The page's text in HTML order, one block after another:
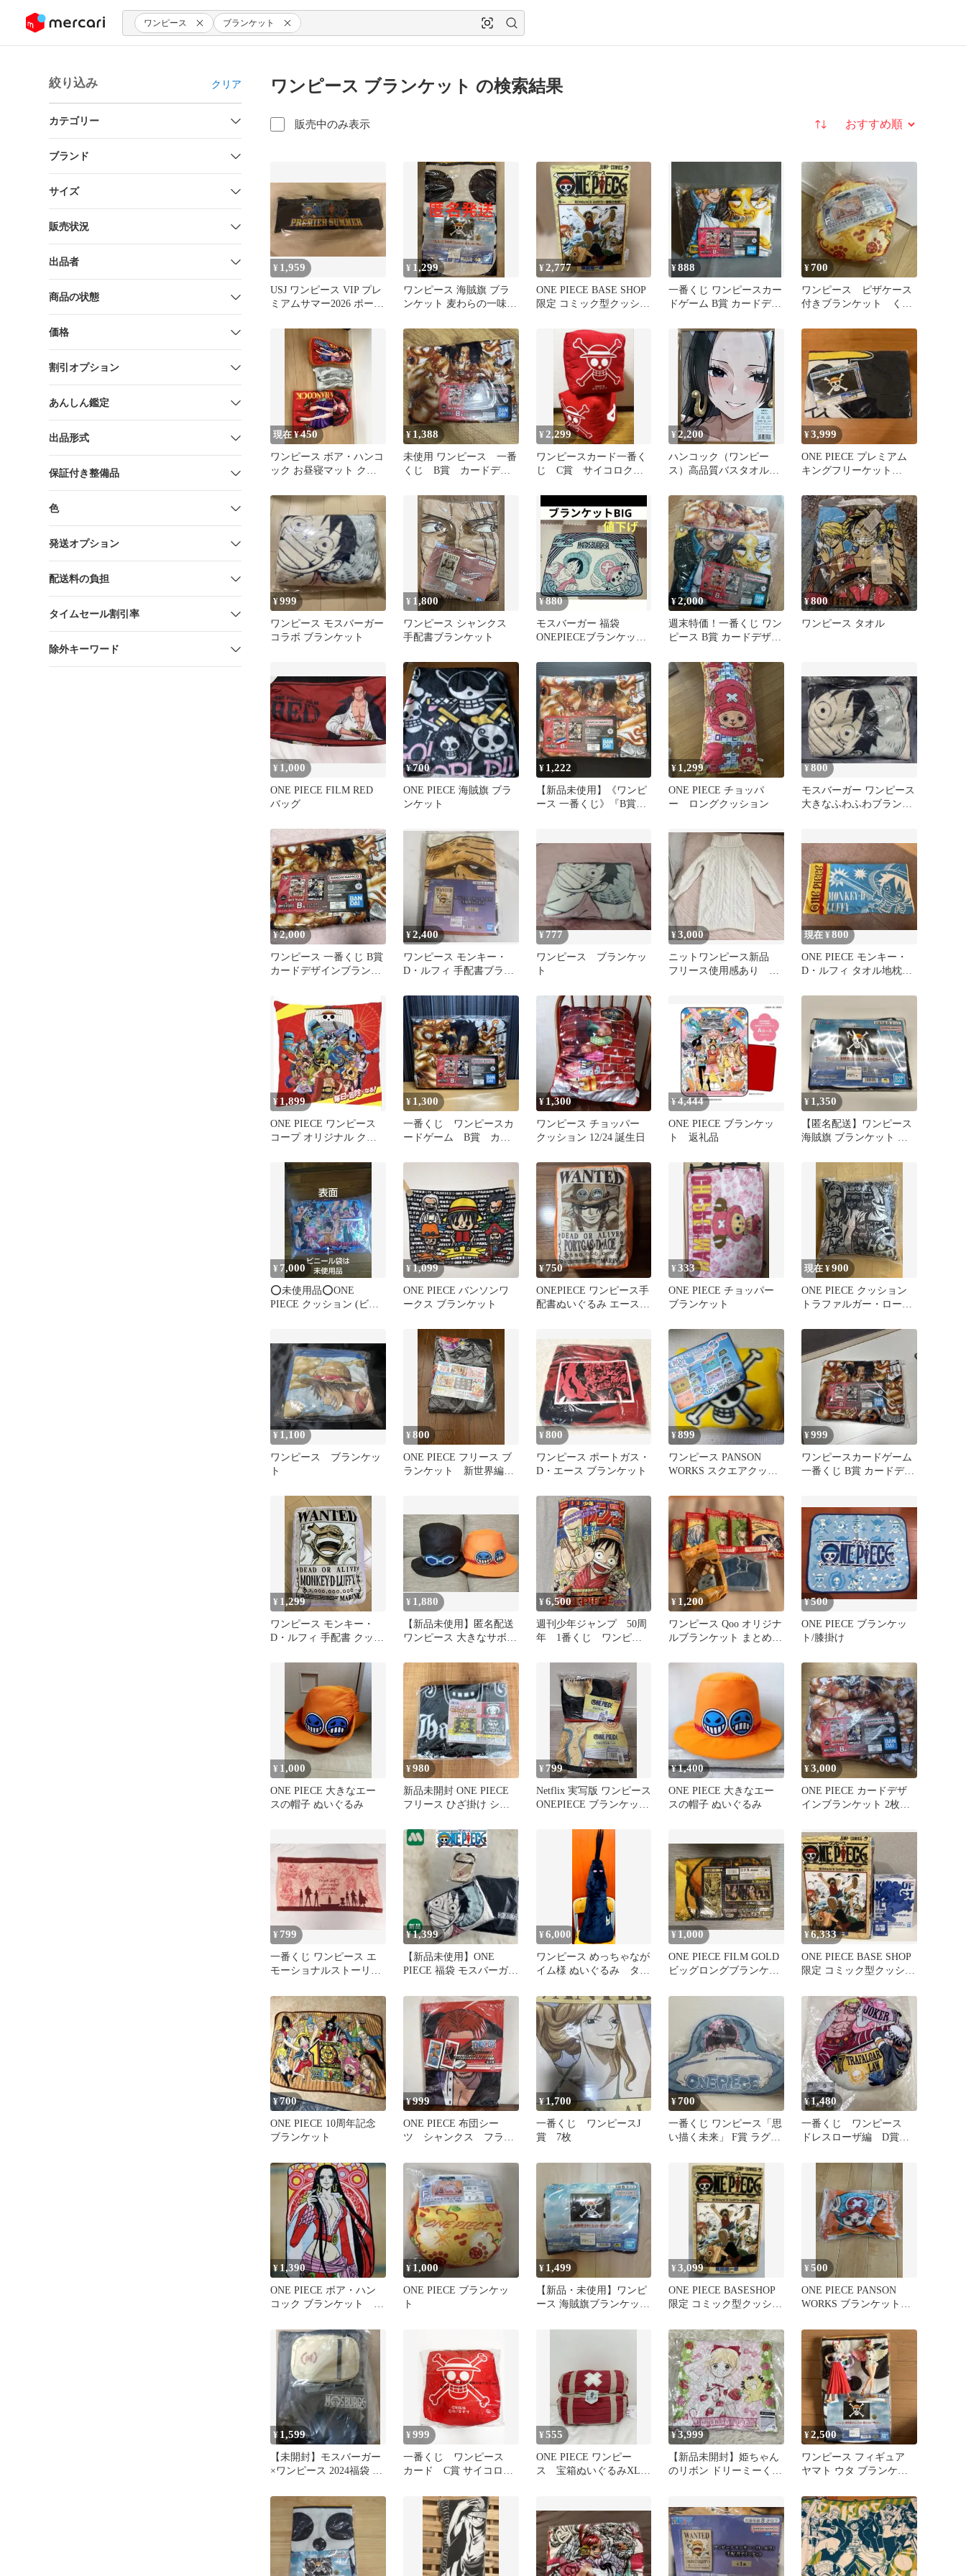
ツにスキップ ワンピース ブランケット
絞り込み クリア
カテゴリー
ブランド
サイズ
販売状況
出品者
商品の状態
価格
割引オプション
あんしん鑑定
出品形式
保証付き整備品
色
発送オプション
配送料の負担
タイムセール割引率
除外キーワード
ワンピース ブランケット の検索結果
販売中のみ表示 並び替え
¥ 1,959
USJ ワンピース VIP プレ
ミアムサマー2026 ポータ
¥ 1,299
ワンピース 海賊旗 ブラ
ンケット 麦わらの一味
¥2,777
ONE PIECE BASE SHOP
限定 コミック型クッショ
¥888
一番くじ ワンピースカー
ドゲーム B賞 カードデザ
¥700
ワンピース ピザケース
付きブランケット く
現在 ¥450
ワンピース ボア・ハンコ
ック お昼寝マット クッ
¥1,388
未使用 ワンピース 一番
くじ B賞 カードデザ
¥ 2,299
ワンピースカード一番く
じ C賞 サイコロクッ
¥2,200
ハンコック（ワンピー
ス）高品質バスタオル・
¥3,999
ONE PIECE プレミアム
キングフリーケット
¥999
ワンピース モスバーガー
コラボ ブランケット
¥ 1,800
ワンピース シャンクス
手配書ブランケット
¥880
モスバーガー 福袋
ONEPIECEブランケット
¥2,000
週末特価！一番くじ ワン
ピース B賞 カードデザイ
¥800
ワンピース タオル
¥ 1,000
ONE PIECE FILM RED
バッグ
¥700
ONE PIECE 海賊旗 ブラ
ンケット
¥ 1,222
【新品未使用】《ワンピ
ース 一番くじ》『B賞』
¥ 1,299
ONE PIECE チョッパ
ー ロングクッション
¥800
モスバーガー ワンピース
大きなふわふわブランケ
¥2,000
ワンピース 一番くじ B賞
カードデザインブランケ
¥2,400
ワンピース モンキー・
D・ルフィ 手配書ブラン
¥ 777
ワンピース ブランケッ
ト
¥3,000
ニットワンピース新品
フリース使用感あり パ
現在 ¥800
ONE PIECE モンキー・
D・ルフィ タオル地枕カ
¥ 1,899
ONE PIECE ワンピース
コープ オリジナル クッ
¥ 1,300
一番くじ ワンピースカ
ードゲーム B賞 カー
ト エース
¥ 1,300
ワンピース チョッパー
クッション 12/24 誕生日
¥4,444
ONE PIECE ブランケッ
ト 返礼品
¥ 1,350
【匿名配送】ワンピース
海賊旗 ブランケット 麦
¥ 7,000
⭕️未使用品⭕️ONE
PIECE クッション (ビニ
¥ 1,099
ONE PIECE バンソンワ
ークス ブランケット
¥750
ONEPIECE ワンピース手
配書ぬいぐるみ エースク
¥333
ONE PIECE チョッパー
ブランケット
現在 ¥900
ONE PIECE クッション
トラファルガー・ロー黒
製
¥ 1,100
ワンピース ブランケッ
ト
¥800
ONE PIECE フリース ブ
ランケット 新世界編
¥800
ワンピース ポートガス・
D・エース ブランケット
¥899
ワンピース PANSON
WORKS スクエアクッシ
¥999
ワンピースカードゲーム
一番くじ B賞 カードデザ
¥ 1,299
ワンピース モンキー・
D・ルフィ 手配書 クッシ
¥ 1,880
【新品未使用】匿名配送
ワンピース 大きなサボと
¥6,500
週刊少年ジャンプ 50周
年 1番くじ ワンピー
¥ 1,200
ワンピース Qoo オリジナ
ルブランケット まとめ売
¥500
ONE PIECE ブランケッ
ト/膝掛け
¥ 1,000
ONE PIECE 大きなエー
スの帽子 ぬいぐるみ
¥980
新品未開封 ONE PIECE
フリース ひざ掛け シャ
¥ 799
Netflix 実写版 ワンピース
ONEPIECE ブランケット
¥1,400
ONE PIECE 大きなエー
スの帽子 ぬいぐるみ
¥3,000
ONE PIECE カードデザ
インブランケット 2枚セ
¥ 799
一番くじ ワンピース エ
モーショナルストーリー
ル
¥1,399
【新品未使用】ONE
PIECE 福袋 モスバーガー
¥6,000
ワンピース めっちゃなが
イム様 ぬいぐるみ タグ
¥ 1,000
ONE PIECE FILM GOLD
ビッグロングブランケッ
¥6,333
ONE PIECE BASE SHOP
限定 コミック型クッショ
¥700
ONE PIECE 10周年記念
ブランケット
¥999
ONE PIECE 布団シー
ツ シャンクス フラッ
¥1,700
一番くじ ワンピースJ
賞 7枚
¥700
一番くじ ワンピース「思
い描く未来」 F賞 ラグマ
¥1,480
一番くじ ワンピース
ドレスローザ編 D賞
¥1,390
ONE PIECE ボア・ハン
コック ブランケット ワ
¥ 1,000
ONE PIECE ブランケッ
ト
¥ 1,499
【新品・未使用】ワンピ
ース 海賊旗ブランケッ
¥3,099
ONE PIECE BASESHOP
限定 コミック型クッショ
¥500
ONE PIECE PANSON
WORKS ブランケットチ
¥ 1,599
【未開封】モスバーガー
×ワンピース 2024福袋 ブ
グ
¥999
一番くじ ワンピース
カード C賞 サイコロク
¥555
ONE PIECE ワンピー
ス 宝箱ぬいぐるみXL
¥3,999
【新品未開封】姫ちゃん
のリボン ドリーミーくじ
¥2,500
ワンピース フィギュア
ヤマト ウタ ブランケッ